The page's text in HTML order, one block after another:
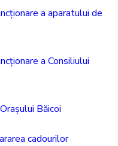
a aparatului de
a Consiliului
Băicoi
cadourilor